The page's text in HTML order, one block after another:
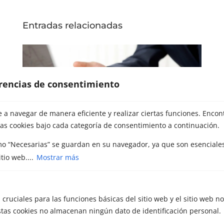
de consentimiento
a navegar de manera eficiente y realizar ciertas funciones.
cookies bajo cada categoría de consentimiento a continuación.
“Necesarias” se guardan en su navegador, ya que son
web.... Mostrar más
cruciales para las funciones básicas del sitio web y el sitio web
cookies no almacenan ningún dato de identificación personal.
Entradas relacionadas
porMETA Capital Partners|Nov 12, 2025|
Venta de empresas